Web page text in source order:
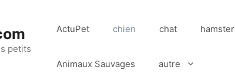
petits
ActuPet chien chat hamster
Animaux Sauvages autre